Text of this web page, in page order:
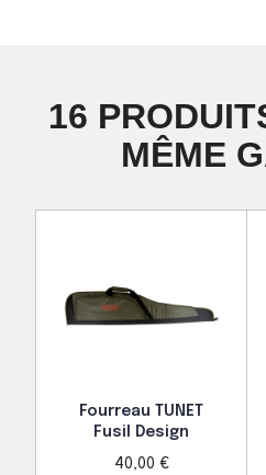
16
MÊME
Fourreau TUNET
Fusil Design
40,00 €